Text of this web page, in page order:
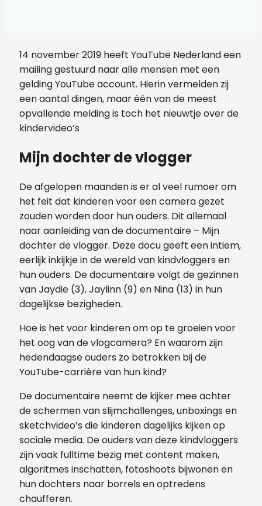
14 november 2019 heeft YouTube Nederland een
mailing gestuurd naar alle mensen met een
gelding YouTube account. Hierin vermelden zij
een aantal dingen, maar één van de meest
opvallende melding is toch het nieuwtje over de
kindervideo’s
Mijn dochter de vlogger
De afgelopen maanden is er al veel rumoer om
het feit dat kinderen voor een camera gezet
zouden worden door hun ouders. Dit allemaal
naar aanleiding van de documentaire – Mijn
dochter de vlogger. Deze docu geeft een intiem,
eerlijk inkijkje in de wereld van kindvloggers en
hun ouders. De documentaire volgt de gezinnen
van Jaydie (3), Jaylinn (9) en Nina (13) in hun
dagelijkse bezigheden.
Hoe is het voor kinderen om op te groeien voor
het oog van de vlogcamera? En waarom zijn
hedendaagse ouders zo betrokken bij de
YouTube-carrière van hun kind?
De documentaire neemt de kijker mee achter
de schermen van slijmchallenges, unboxings en
sketchvideo’s die kinderen dagelijks kijken op
sociale media. De ouders van deze kindvloggers
zijn vaak fulltime bezig met content maken,
algoritmes inschatten, fotoshoots bijwonen en
hun dochters naar borrels en optredens
chaufferen.